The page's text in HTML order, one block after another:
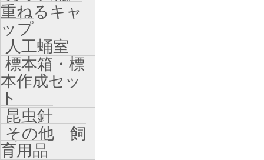
重ねるキャ
ップ
人工蛹室
標本箱・標
本作成セッ
ト
昆虫針
その他 飼
育用品